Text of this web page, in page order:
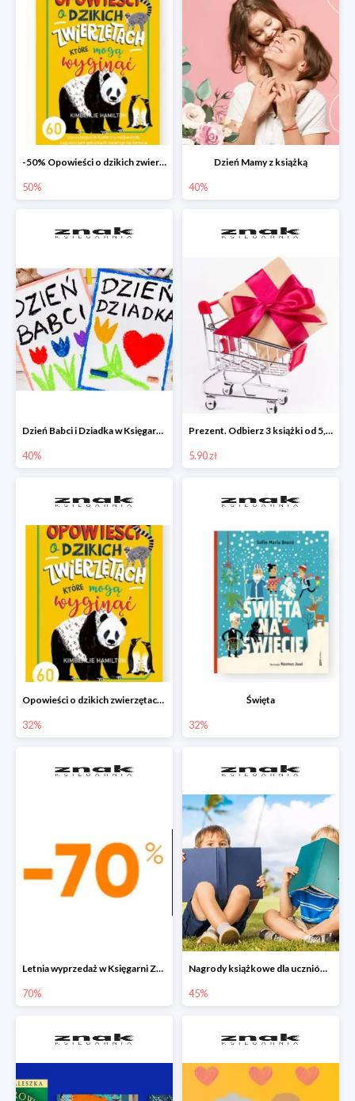
-50% Opowieści o dzikich zwierzętach
50%
Dzień Mamy z książką
40%
Dzień Babci i Dziadka w Księgarni Znak do -40%
40%
Prezent. Odbierz 3 książki od 5,90zł
5.90 zł
Opowieści o dzikich zwierzętach, które mogą wyginąć.
32%
Święta
32%
Letnia wyprzedaż w Księgarni Znak do -70%
70%
Nagrody książkowe dla uczniów na koniec roku szkolnego w Księgarni Znak do -45%
45%